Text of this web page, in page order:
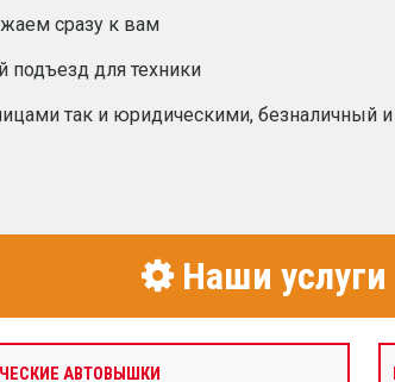
сразу к вам
для техники
так и юридическими, безналичный
Наши услуги
АВТОВЫШКИ